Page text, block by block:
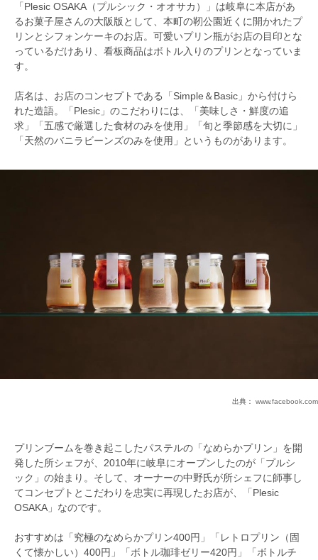
「Plesic OSAKA（プルシック・オオサカ）」は岐阜に本店があ
るお菓子屋さんの大阪版として、本町の靭公園近くに開かれたプ
リンとシフォンケーキのお店。可愛いプリン瓶がお店の目印とな
っているだけあり、看板商品はボトル入りのプリンとなっていま
す。
店名は、お店のコンセプトである「Simple＆Basic」から付けら
れた造語。「Plesic」のこだわりには、「美味しさ・鮮度の追
求」「五感で厳選した食材のみを使用」「旬と季節感を大切に」
「天然のバニラビーンズのみを使用」というものがあります。
出典： www.facebook.com
プリンブームを巻き起こしたパステルの「なめらかプリン」を開
発した所シェフが、2010年に岐阜にオープンしたのが「プルシ
ック」の始まり。そして、オーナーの中野氏が所シェフに師事し
てコンセプトとこだわりを忠実に再現したお店が、「Plesic
OSAKA」なのです。
おすすめは「究極のなめらかプリン400円」「レトロプリン（固
くて懐かしい）400円」「ボトル珈琲ゼリー420円」「ボトルチ